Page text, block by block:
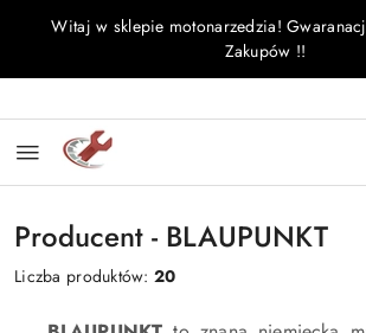
Przejdź do treści głównej
Przejdź do wyszukiwarki
Przejdź do moje konto
Przejdź do menu głównego
Przejdź do stopki
Witaj w sklepie motonarzedzia!
Zakupów !!
Producent - BLAUPUNKT
Liczba produktów:20